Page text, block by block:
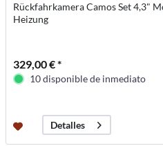
Rückfahrkamera Camos Set 4,3"
Heizung
329,00 € *
10 disponible de inmediato
Detalles